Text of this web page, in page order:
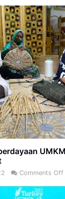
Comments Off